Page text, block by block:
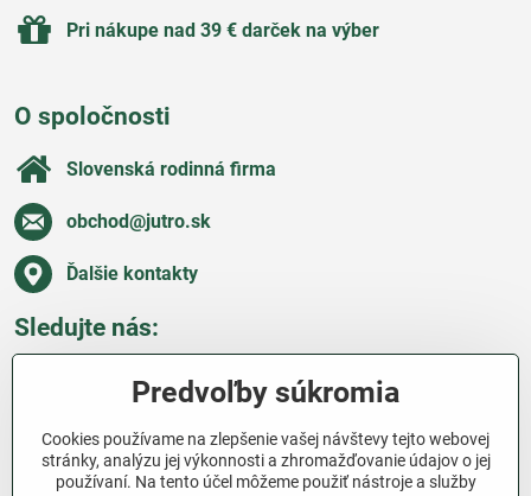
Pri nákupe nad 39 € darček na výber
O spoločnosti
Slovenská rodinná firma
obchod​@jutro​.sk
Ďalšie kontakty
Sledujte nás:
Všetko o nákupe
Predvoľby súkromia
Cookies používame na zlepšenie vašej návštevy tejto webovej
stránky, analýzu jej výkonnosti a zhromažďovanie údajov o jej
používaní. Na tento účel môžeme použiť nástroje a služby